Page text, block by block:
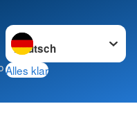
Sprache wechseln zu
Alles klar